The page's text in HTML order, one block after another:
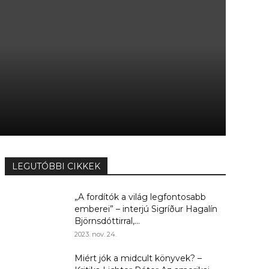
LEGUTÓBBI CIKKEK
„A fordítók a világ legfontosabb
emberei” – interjú Sigríður Hagalín
Björnsdóttirral,...
2023. nov. 24.
Miért jók a midcult könyvek? –